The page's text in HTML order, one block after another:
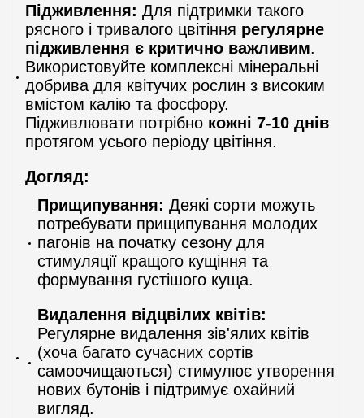
Підживлення: Для підтримки такого
рясного і тривалого цвітіння регулярне
підживлення є критично важливим.
Використовуйте комплексні мінеральні
добрива для квітучих рослин з високим
вмістом калію та фосфору.
Підживлювати потрібно кожні 7-10 днів
протягом усього періоду цвітіння.
Догляд:
Прищипування: Деякі сорти можуть
потребувати прищипування молодих
пагонів на початку сезону для
стимуляції кращого кущіння та
формування густішого куща.
Видалення відцвілих квітів:
Регулярне видалення зів'ялих квітів
(хоча багато сучасних сортів
самоочищаються) стимулює утворення
нових бутонів і підтримує охайний
вигляд.